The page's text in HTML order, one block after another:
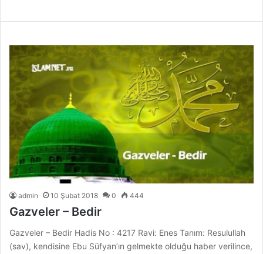
admin 10 Şubat 2018 0 444
Gazveler – Bedir
Gazveler – Bedir Hadis No : 4217 Ravi: Enes Tanım: Resulullah
(sav), kendisine Ebu Süfyan’ın gelmekte olduğu haber verilince,